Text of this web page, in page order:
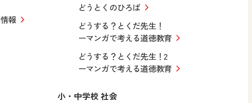
情報
どうとくのひろば
どうする？とくだ先生！
ーマンガで考える道徳教育
どうする？とくだ先生！2
ーマンガで考える道徳教育
小・中学校 社会